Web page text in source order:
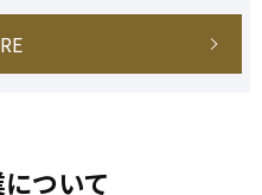
ついて